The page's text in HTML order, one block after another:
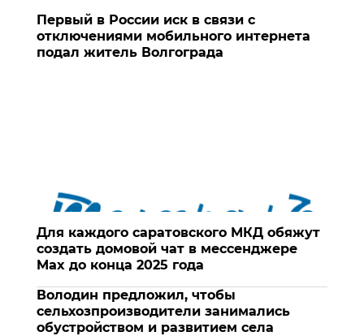
Первый в России иск в связи с
отключениями мобильного интернета
подал житель Волгограда
Для каждого саратовского МКД обяжут
создать домовой чат в мессенджере
Max до конца 2025 года
Володин предложил, чтобы
сельхозпроизводители занимались
обустройством и развитием села